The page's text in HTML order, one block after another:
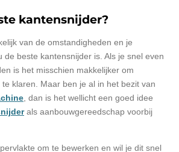
kantensnijder?
van de omstandigheden en je
de beste kantensnijder is. Als je snel even
is het misschien makkelijker om
klaren. Maar ben je al in het bezit van
, dan is het wellicht een goed idee
als aanbouwgereedschap voorbij
om te bewerken en wil je dit snel